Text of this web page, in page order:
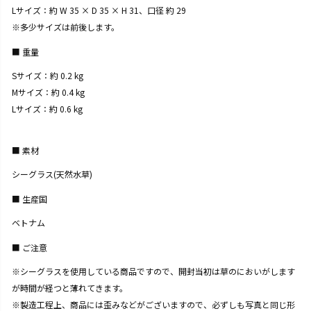
Lサイズ：約 W 35 × D 35 × H 31、口径 約 29
※多少サイズは前後します。
重量
Sサイズ：約 0.2 kg
Mサイズ：約 0.4 kg
Lサイズ：約 0.6 kg
素材
シーグラス(天然水草)
生産国
ベトナム
ご注意
※シーグラスを使用している商品ですので、開封当初は草のにおいがします
が時間が経つと薄れてきます。
※製造工程上、商品には歪みなどがございますので、必ずしも写真と同じ形